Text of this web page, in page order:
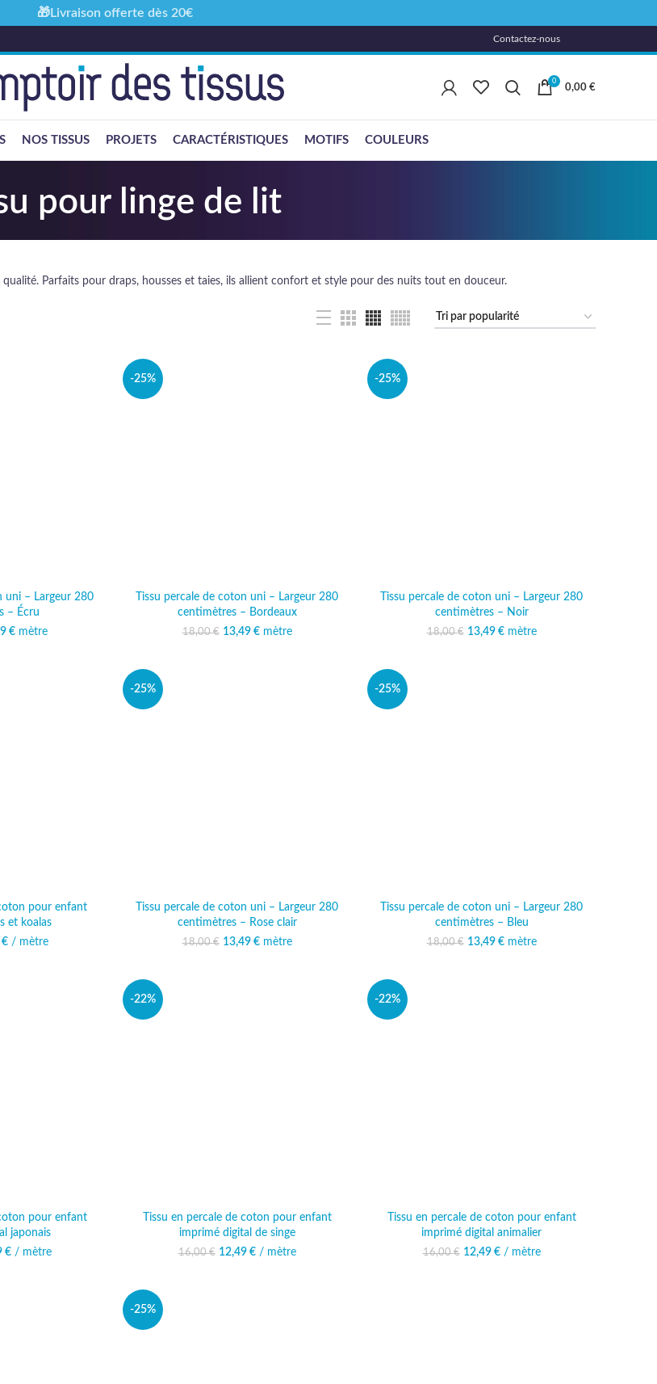
Contactez-nous
0
0,00 €
NOS TISSUS PROJETS CARACTÉRISTIQUES MOTIFS COULEURS
pour linge de lit
Parfaits pour draps, housses et taies, ils allient confort et style pour des nuits tout en douceur.
uni – Largeur 280
– Écru
prix initial était :
€ Le prix actuel est :
mètre
-25%
Tissu percale de coton uni – Largeur 280
centimètres – Bordeaux
18,00€
Le prix initial était :
13,49 € Le prix actuel est :
mètre
-25%
Tissu percale de coton uni – Largeur 280
centimètres – Noir
18,00€
Le prix initial était :
13,49 € Le prix actuel est :
mètre
pour enfant
et koalas
prix initial était :
€ Le prix actuel est :
/ mètre
-25%
Tissu percale de coton uni – Largeur 280
centimètres – Rose clair
18,00€
Le prix initial était :
13,49 € Le prix actuel est :
mètre
-25%
Tissu percale de coton uni – Largeur 280
centimètres – Bleu
18,00€
Le prix initial était :
13,49 € Le prix actuel est :
mètre
pour enfant
japonais
prix initial était :
€ Le prix actuel est :
/ mètre
-22%
Tissu en percale de coton pour enfant
imprimé digital de singe
16,00€
Le prix initial était :
12,49 € Le prix actuel est :
/ mètre
-22%
Tissu en percale de coton pour enfant
imprimé digital animalier
16,00€
Le prix initial était :
12,49 € Le prix actuel est :
/ mètre
-25%
🎁Livraison offerte dès 20€